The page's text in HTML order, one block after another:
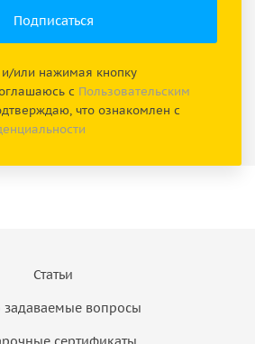
и/или нажимая кнопку
с Пользовательским
что ознакомлен с
Статьи
задаваемые вопросы